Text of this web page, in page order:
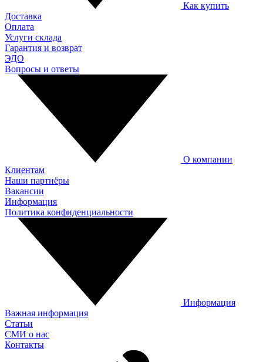
Как купить
Доставка
Оплата
Услуги склада
Гарантия и возврат
ЭДО
Вопросы и ответы
О компании
Клиентам
Наши партнёры
Вакансии
Информация
Политика конфиденциальности
Информация
Важная информация
Статьи
СМИ о нас
Контакты